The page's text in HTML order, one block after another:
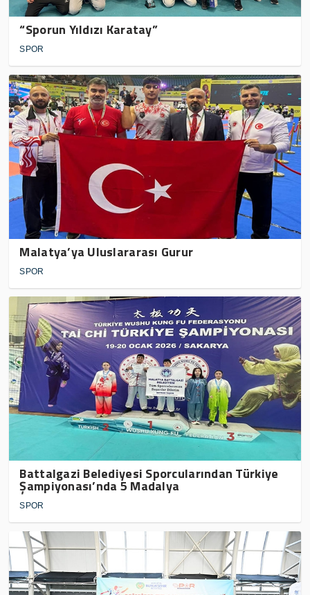
“Sporun Yıldızı Karatay”
SPOR
Malatya’ya Uluslararası Gurur
SPOR
Battalgazi Belediyesi Sporcularından Türkiye
Şampiyonası’nda 5 Madalya
SPOR